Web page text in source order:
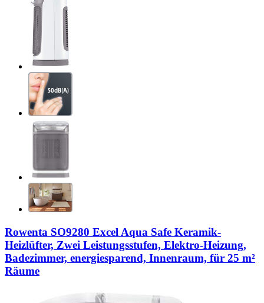
Rowenta SO9280 Excel Aqua Safe Keramik-
Heizlüfter, Zwei Leistungsstufen, Elektro-Heizung,
Badezimmer, energiesparend, Innenraum, für 25 m²
Räume